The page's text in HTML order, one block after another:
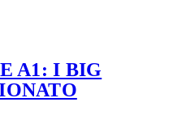
A1: I BIG